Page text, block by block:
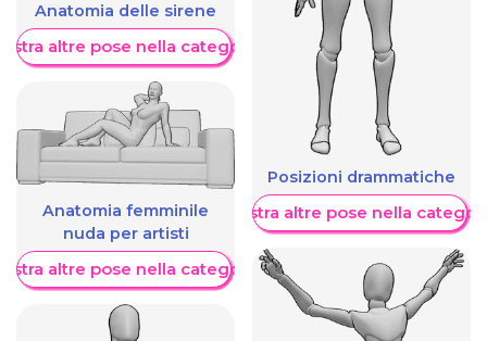
Anatomia delle sirene
altre pose nella categoria
Anatomia femminile
nuda per artisti
altre pose nella categoria
Posizioni drammatiche
Mostra altre pose nella